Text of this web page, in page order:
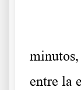
entre la